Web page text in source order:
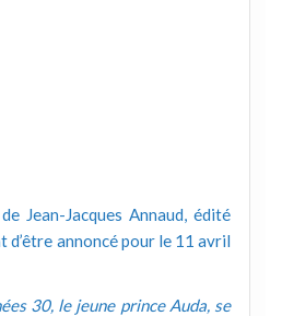
Jean-Jacques Annaud, édité
d’être annoncé pour le 11 avril
30, le jeune prince Auda, se